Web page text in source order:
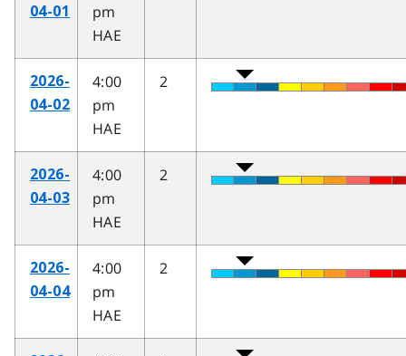
04-01
pm
HAE
2026-
04-02
4:00
pm
HAE
2
2026-
04-03
4:00
pm
HAE
2
2026-
04-04
4:00
pm
HAE
2